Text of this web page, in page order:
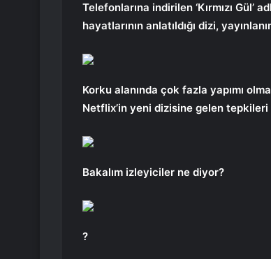
Telefonlarına indirilen ‘Kırmızı
hayatlarının anlatıldığı dizi,
Korku alanında çok fazla yapımı
Netflix’in yeni dizisine gelen tepkileri
Bakalım izleyiciler ne diyor?
?